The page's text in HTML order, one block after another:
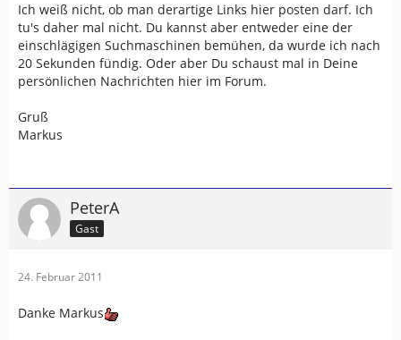
Ich weiß nicht, ob man derartige Links hier posten darf. Ich
tu's daher mal nicht. Du kannst aber entweder eine der
einschlägigen Suchmaschinen bemühen, da wurde ich nach
20 Sekunden fündig. Oder aber Du schaust mal in Deine
persönlichen Nachrichten hier im Forum.
Gruß
Markus
PeterA
Gast
24. Februar 2011
Danke Markus